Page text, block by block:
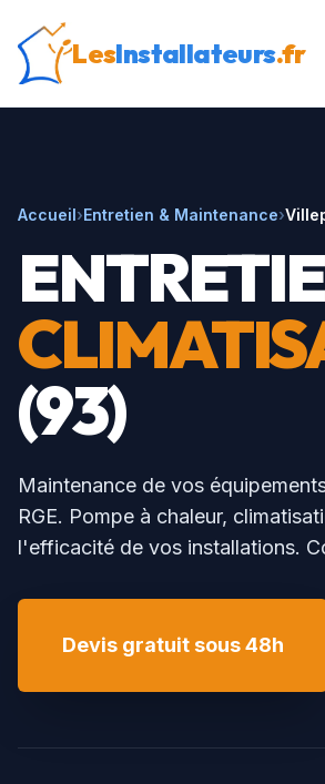
LesInstallateurs.fr
Accueil›Entretien & Maintenance›
(93)
Maintenance de vos
RGE. Pompe à chaleur,
l'efficacité de vos installations.
Devis gratuit sous 48h